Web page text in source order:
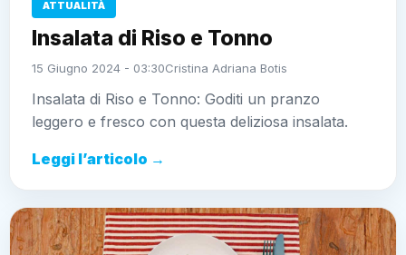
ATTUALITÀ
Insalata di Riso e Tonno
15 Giugno 2024 - 03:30Cristina Adriana Botis
Insalata di Riso e Tonno: Goditi un pranzo
leggero e fresco con questa deliziosa insalata.
Leggi l’articolo →